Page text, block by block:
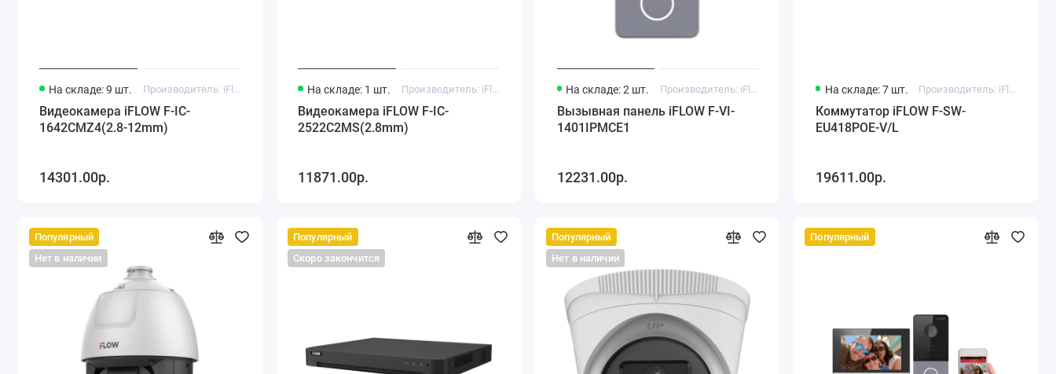
На складе: 9 шт.
Видеокамера iFLOW F-IC-
1642CMZ4(2.8-12mm)
14301.00р.
На складе: 1 шт.
Видеокамера iFLOW F-IC-
2522C2MS(2.8mm)
11871.00р.
На складе: 2 шт.
Вызывная панель iFLOW F-VI-
1401IPMCE1
12231.00р.
На складе: 7 шт.
Коммутатор iFLOW F-SW-
EU418POE-V/L
19611.00р.
Популярный
Нет в наличии
Популярный
Скоро закончится
Популярный
Нет в наличии
Популярный